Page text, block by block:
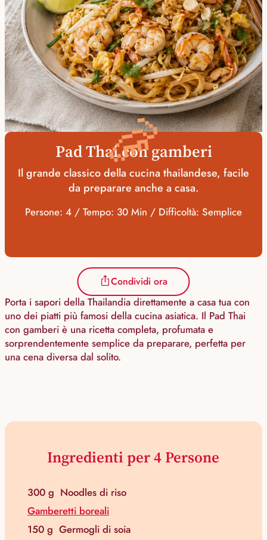
🦐
Pad Thai con gamberi
Il grande classico della cucina thailandese, facile
da preparare anche a casa.
Persone: 4 / Tempo: 30 Min / Difficoltà: Semplice
Condividi ora
Porta i sapori della Thailandia direttamente a casa tua con
uno dei piatti più famosi della cucina asiatica. Il Pad Thai
con gamberi è una ricetta completa, profumata e
sorprendentemente semplice da preparare, perfetta per
una cena diversa dal solito.
Ingredienti per 4 Persone
300 g Noodles di riso
Gamberetti boreali
150 g Germogli di soia